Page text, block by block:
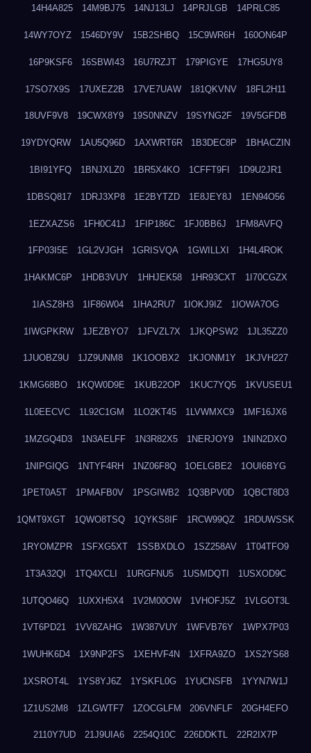
14H4A825 14M9BJ75 14NJ13LJ 14PRJLGB 14PRLC85
14WY7OYZ 1546DY9V 15B2SHBQ 15C9WR6H 160ON64P
16P9KSF6 16SBWI43 16U7RZJT 179PIGYE 17HG5UY8
17SO7X9S 17UXEZ2B 17VE7UAW 181QKVNV 18FL2H11
18UVF9V8 19CWX8Y9 19S0NNZV 19SYNG2F 19V5GFDB
19YDYQRW 1AU5Q96D 1AXWRT6R 1B3DEC8P 1BHACZIN
1BI91YFQ 1BNJXLZ0 1BR5X4KO 1CFFT9FI 1D9U2JR1
1DBSQ817 1DRJ3XP8 1E2BYTZD 1E8JEY8J 1EN94O56
1EZXAZS6 1FH0C41J 1FIP186C 1FJ0BB6J 1FM8AVFQ
1FP03I5E 1GL2VJGH 1GRISVQA 1GWILLXI 1H4L4ROK
1HAKMC6P 1HDB3VUY 1HHJEK58 1HR93CXT 1I70CGZX
1IASZ8H3 1IF86W04 1IHA2RU7 1IOKJ9IZ 1IOWA7OG
1IWGPKRW 1JEZBYO7 1JFVZL7X 1JKQPSW2 1JL35ZZ0
1JUOBZ9U 1JZ9UNM8 1K1OOBX2 1KJONM1Y 1KJVH227
1KMG68BO 1KQW0D9E 1KUB22OP 1KUC7YQ5 1KVUSEU1
1L0EECVC 1L92C1GM 1LO2KT45 1LVWMXC9 1MF16JX6
1MZGQ4D3 1N3AELFF 1N3R82X5 1NERJOY9 1NIN2DXO
1NIPGIQG 1NTYF4RH 1NZ06F8Q 1OELGBE2 1OUI6BYG
1PET0A5T 1PMAFB0V 1PSGIWB2 1Q3BPV0D 1QBCT8D3
1QMT9XGT 1QWO8TSQ 1QYKS8IF 1RCW99QZ 1RDUWSSK
1RYOMZPR 1SFXG5XT 1SSBXDLO 1SZ258AV 1T04TFO9
1T3A32QI 1TQ4XCLI 1URGFNU5 1USMDQTI 1USXOD9C
1UTQO46Q 1UXXH5X4 1V2M00OW 1VHOFJ5Z 1VLGOT3L
1VT6PD21 1VV8ZAHG 1W387VUY 1WFVB76Y 1WPX7P03
1WUHK6D4 1X9NP2FS 1XEHVF4N 1XFRA9ZO 1XS2YS68
1XSROT4L 1YS8YJ6Z 1YSKFL0G 1YUCNSFB 1YYN7W1J
1Z1US2M8 1ZLGWTF7 1ZOCGLFM 206VNFLF 20GH4EFO
2110Y7UD 21J9UIA6 2254Q10C 226DDKTL 22R2IX7P